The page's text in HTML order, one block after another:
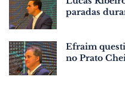
paradas
Efraim
no Prato